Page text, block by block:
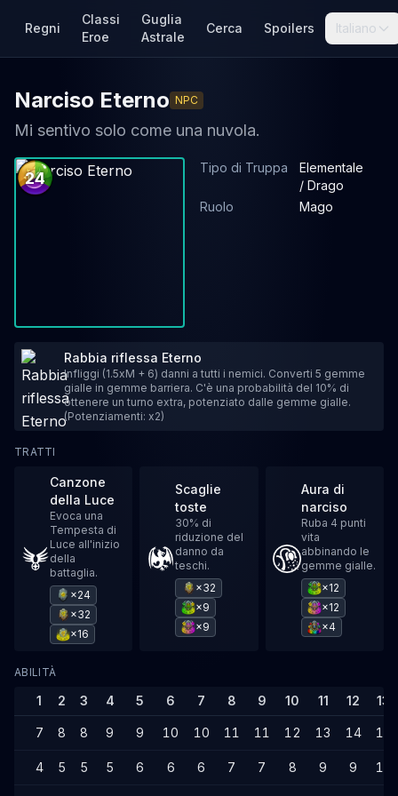
Regni
Classi
Eroe
Guglia
Astrale
Cerca Spoilers Italiano
Narciso Eterno NPC
Mi sentivo solo come una nuvola.
24
Tipo di Truppa
Elementale
/ Drago
Ruolo
Mago
Rabbia riflessa Eterno
Infliggi (1.5xM + 6) danni a tutti i nemici. Converti 5 gemme
gialle in gemme barriera. C'è una probabilità del 10% di
ottenere un turno extra, potenziato dalle gemme gialle.
(Potenziamenti: x2)
TRATTI
Canzone
della Luce
Evoca una
Tempesta di
Luce all'inizio
della
battaglia.
×24
×32
×16
Scaglie
toste
30% di
riduzione del
danno da
teschi.
×32
×9
×9
Aura di
narciso
Ruba 4 punti
vita
abbinando le
gemme gialle.
×12
×12
×4
ABILITÀ
1 2 3 4 5 6 7 8 9 10 11 12 13
7 8 8 9 9 10 10 11 11 12 13 14 14
4 5 5 5 6 6 6 7 7 8 9 9 10